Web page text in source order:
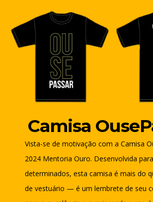
Camisa
Vista-se de motivação com a Camisa
2024 Mentoria Ouro. Desenvolvida
determinados, esta camisa é mais do
de vestuário — é um lembrete de seu